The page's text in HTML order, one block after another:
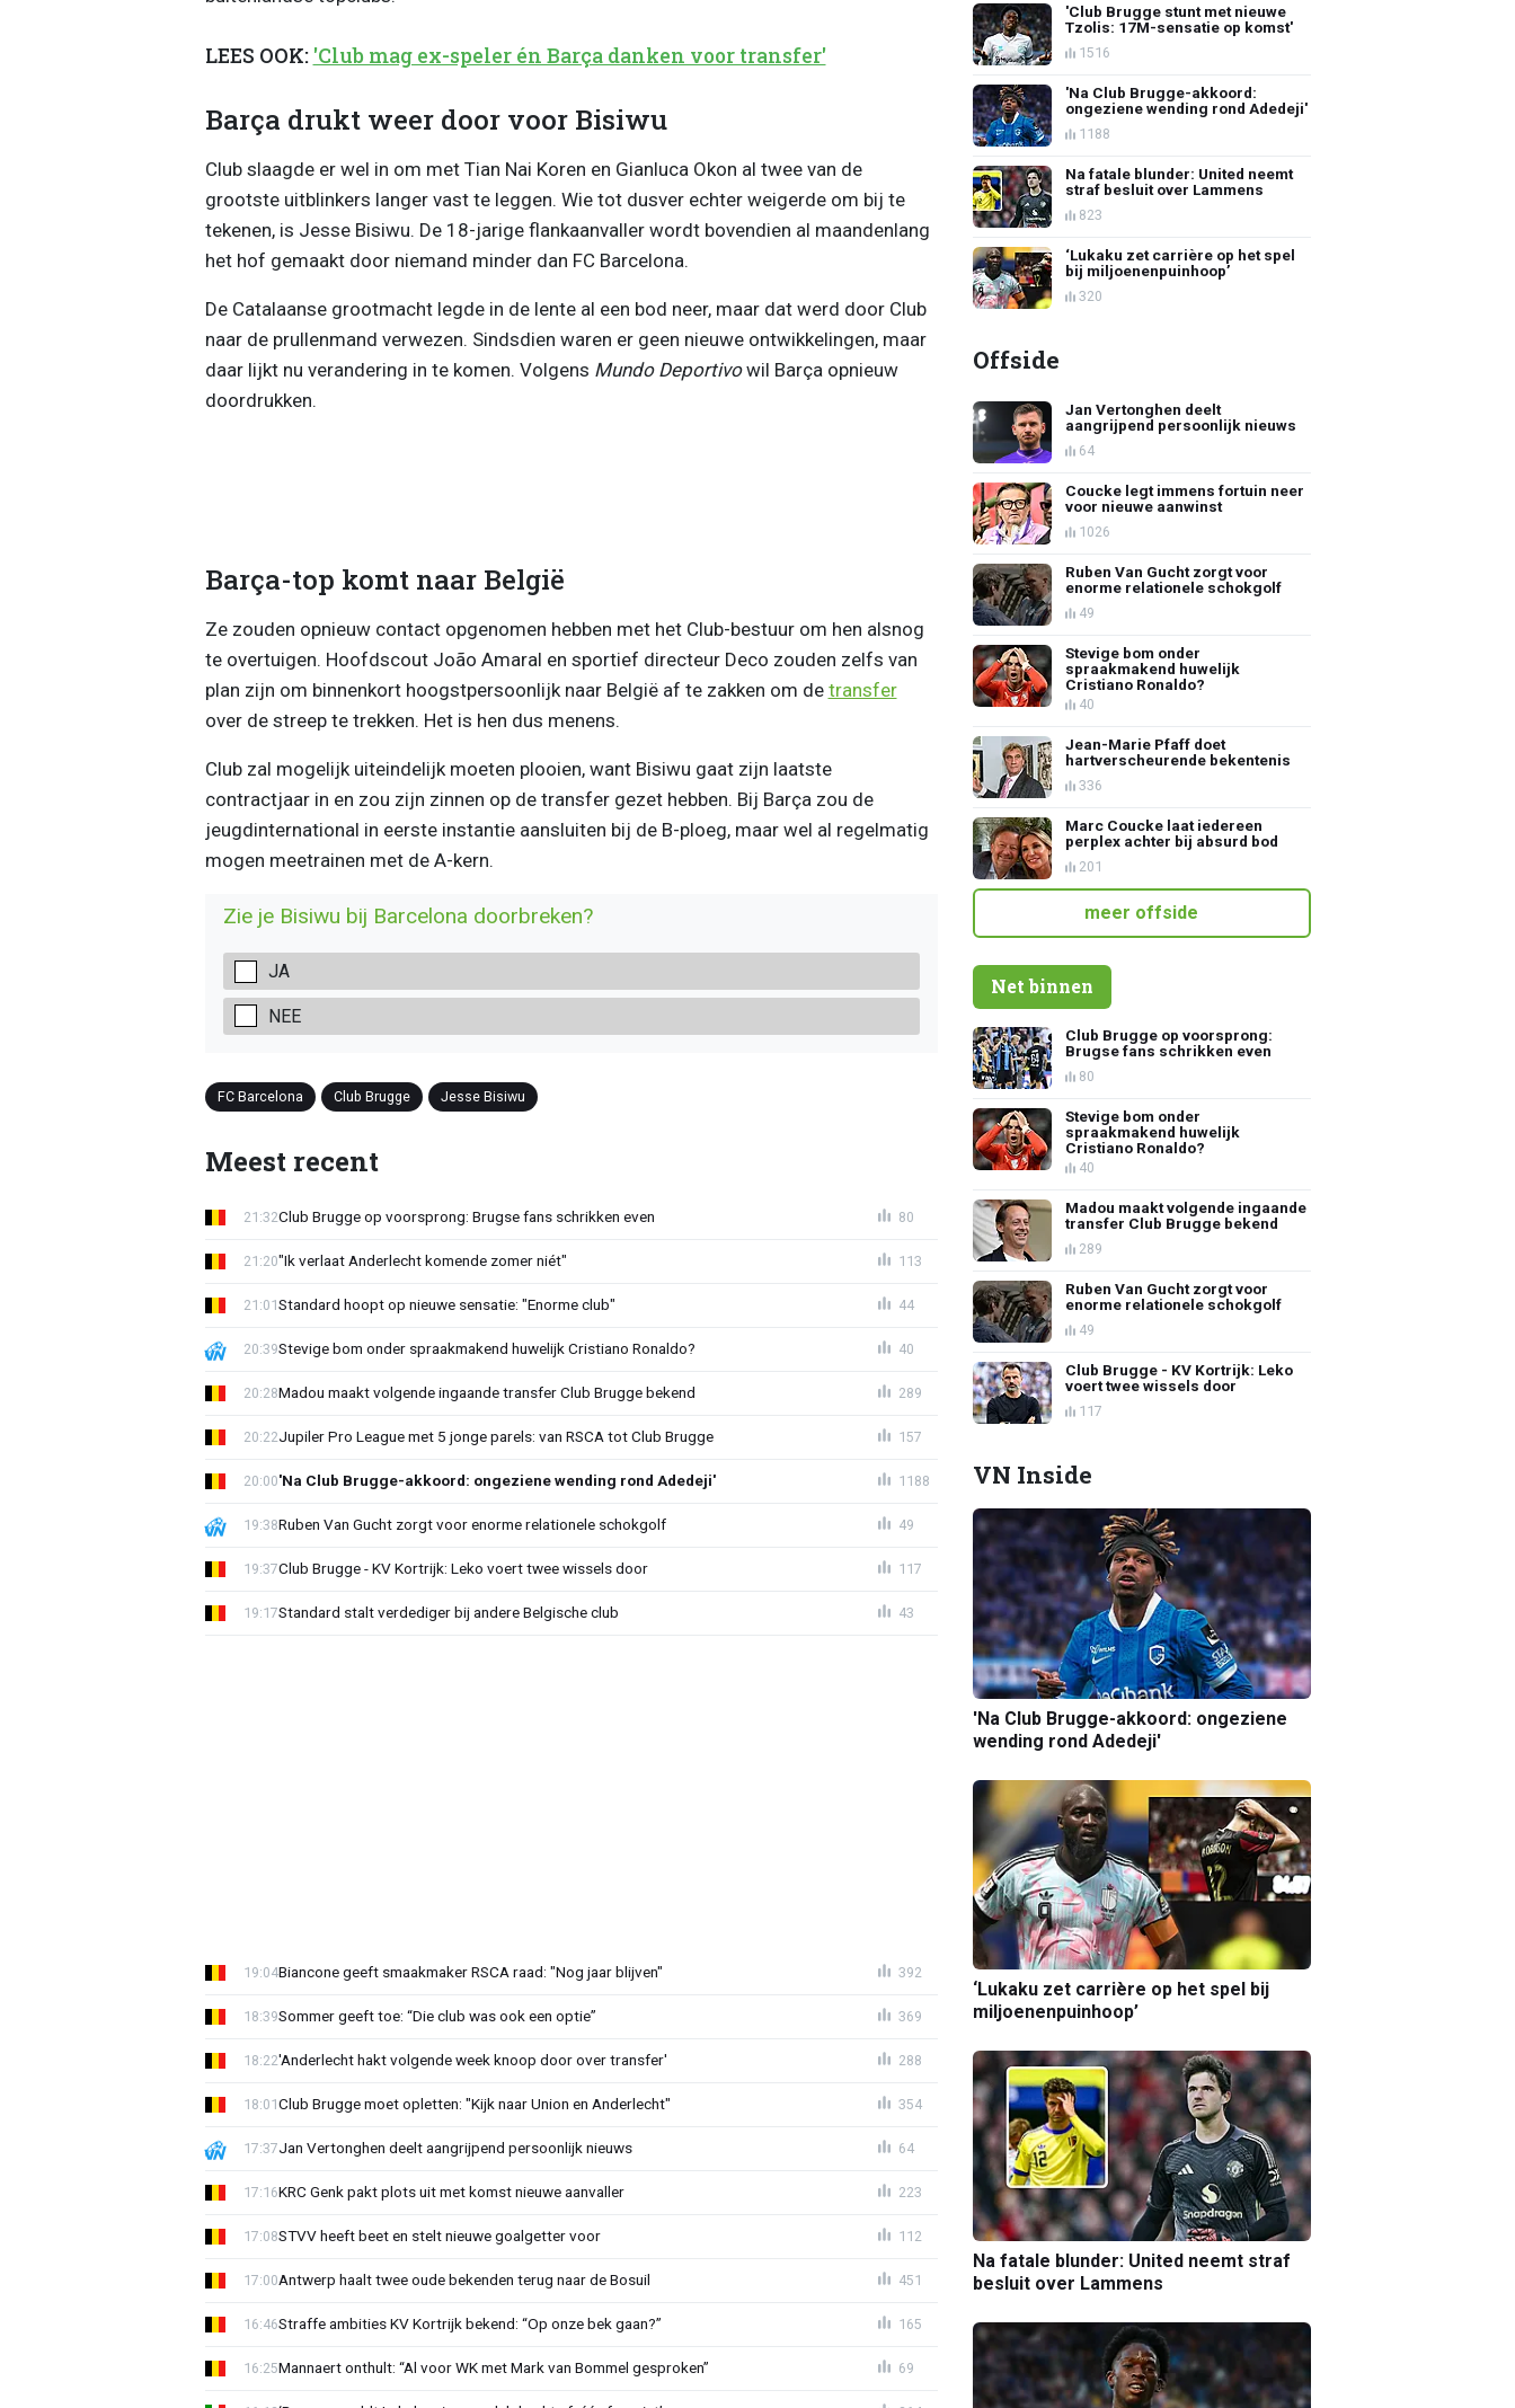
LEES OOK: 'Club mag ex-speler én Barça danken voor transfer'
Barça drukt weer door voor Bisiwu
Club slaagde er wel in om met Tian Nai Koren en Gianluca Okon al twee van de
grootste uitblinkers langer vast te leggen. Wie tot dusver echter weigerde om bij te
tekenen, is Jesse Bisiwu. De 18-jarige flankaanvaller wordt bovendien al maandenlang
het hof gemaakt door niemand minder dan FC Barcelona.
De Catalaanse grootmacht legde in de lente al een bod neer, maar dat werd door Club
naar de prullenmand verwezen. Sindsdien waren er geen nieuwe ontwikkelingen, maar
daar lijkt nu verandering in te komen. Volgens Mundo Deportivowil Barça opnieuw
doordrukken.
Barça-top komt naar België
Ze zouden opnieuw contact opgenomen hebben met het Club-bestuur om hen alsnog
te overtuigen. Hoofdscout João Amaral en sportief directeur Deco zouden zelfs van
plan zijn om binnenkort hoogstpersoonlijk naar België af te zakken om de transfer
over de streep te trekken. Het is hen dus menens.
Club zal mogelijk uiteindelijk moeten plooien, want Bisiwu gaat zijn laatste
contractjaar in en zou zijn zinnen op de transfer gezet hebben. Bij Barça zou de
jeugdinternational in eerste instantie aansluiten bij de B-ploeg, maar wel al regelmatig
mogen meetrainen met de A-kern.
Zie je Bisiwu bij Barcelona doorbreken?
JA
NEE
FC Barcelona Club Brugge Jesse Bisiwu
Meest recent
Club Brugge op voorsprong: Brugse fans schrikken even
21:32 80
"Ik verlaat Anderlecht komende zomer niét"
21:20 113
Standard hoopt op nieuwe sensatie: "Enorme club"
21:01 44
Stevige bom onder spraakmakend huwelijk Cristiano Ronaldo?
20:39 40
Madou maakt volgende ingaande transfer Club Brugge bekend
20:28 289
Jupiler Pro League met 5 jonge parels: van RSCA tot Club Brugge
20:22 157
'Na Club Brugge-akkoord: ongeziene wending rond Adedeji'
20:00 1188
Ruben Van Gucht zorgt voor enorme relationele schokgolf
19:38 49
Club Brugge - KV Kortrijk: Leko voert twee wissels door
19:37 117
Standard stalt verdediger bij andere Belgische club
19:17 43
Biancone geeft smaakmaker RSCA raad: "Nog jaar blijven"
19:04 392
Sommer geeft toe: “Die club was ook een optie”
18:39 369
'Anderlecht hakt volgende week knoop door over transfer'
18:22 288
Club Brugge moet opletten: "Kijk naar Union en Anderlecht"
18:01 354
Jan Vertonghen deelt aangrijpend persoonlijk nieuws
17:37 64
KRC Genk pakt plots uit met komst nieuwe aanvaller
17:16 223
STVV heeft beet en stelt nieuwe goalgetter voor
17:08 112
Antwerp haalt twee oude bekenden terug naar de Bosuil
17:00 451
Straffe ambities KV Kortrijk bekend: “Op onze bek gaan?”
16:46 165
Mannaert onthult: “Al voor WK met Mark van Bommel gesproken”
16:25 69
'Club Brugge stunt met nieuwe
Tzolis: 17M-sensatie op komst'
1516
'Na Club Brugge-akkoord:
ongeziene wending rond Adedeji'
1188
Na fatale blunder: United neemt
straf besluit over Lammens
823
‘Lukaku zet carrière op het spel
bij miljoenenpuinhoop’
320
Offside
Jan Vertonghen deelt
aangrijpend persoonlijk nieuws
64
Coucke legt immens fortuin neer
voor nieuwe aanwinst
1026
Ruben Van Gucht zorgt voor
enorme relationele schokgolf
49
Stevige bom onder
spraakmakend huwelijk
Cristiano Ronaldo?
40
Jean-Marie Pfaff doet
hartverscheurende bekentenis
336
Marc Coucke laat iedereen
perplex achter bij absurd bod
201
meer offside
Net binnen
Club Brugge op voorsprong:
Brugse fans schrikken even
80
Stevige bom onder
spraakmakend huwelijk
Cristiano Ronaldo?
40
Madou maakt volgende ingaande
transfer Club Brugge bekend
289
Ruben Van Gucht zorgt voor
enorme relationele schokgolf
49
Club Brugge - KV Kortrijk: Leko
voert twee wissels door
117
VN Inside
'Na Club Brugge-akkoord: ongeziene
wending rond Adedeji'
‘Lukaku zet carrière op het spel bij
miljoenenpuinhoop’
Na fatale blunder: United neemt straf
besluit over Lammens